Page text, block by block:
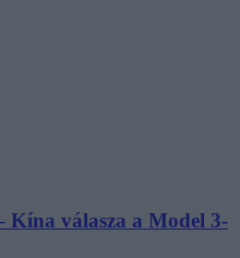
Kína válasza a Model 3-